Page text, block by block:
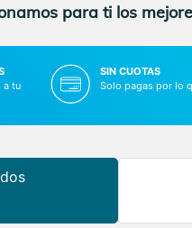
para ti los
a tu
SIN CUOTAS
Solo pagas por lo